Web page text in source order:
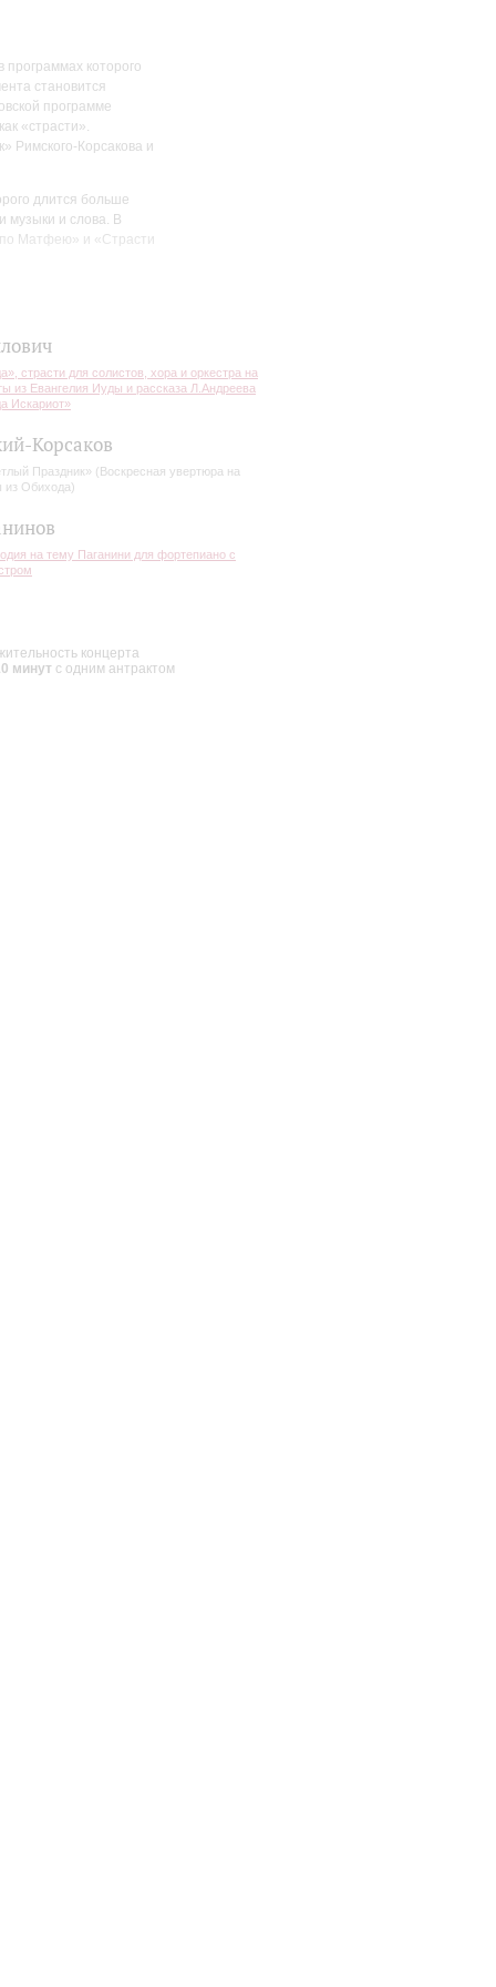
которого
становится
программе
«страсти».
Римского-Корсакова и
длится больше
музыки и слова. В
по Матфею» и «Страсти
Божескую волю,
поэтому, чтобы
фрагмент
Петербургской
– дирижер Федор
пианист Алексей
музыковедов,
страсти для солистов, хора и оркестра на
из Евангелия Иуды и рассказа Л.Андреева
Искариот»
Корсаков
Праздник» (Воскресная увертюра на
из Обихода)
на тему Паганини для фортепиано с
концерта
минут с одним антрактом